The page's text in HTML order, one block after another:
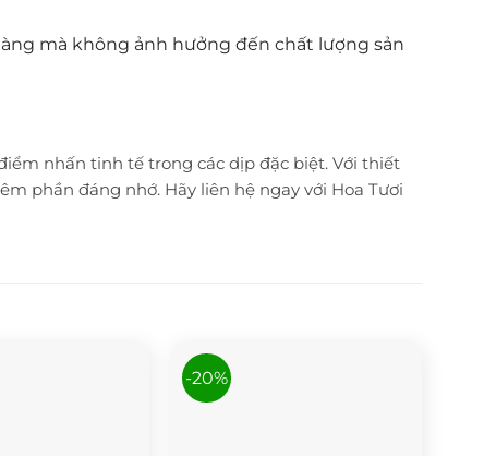
mà không ảnh hưởng đến chất lượng sản
nhấn tinh tế trong các dịp đặc biệt. Với thiết
phần đáng nhớ. Hãy liên hệ ngay với Hoa Tươi
-20%